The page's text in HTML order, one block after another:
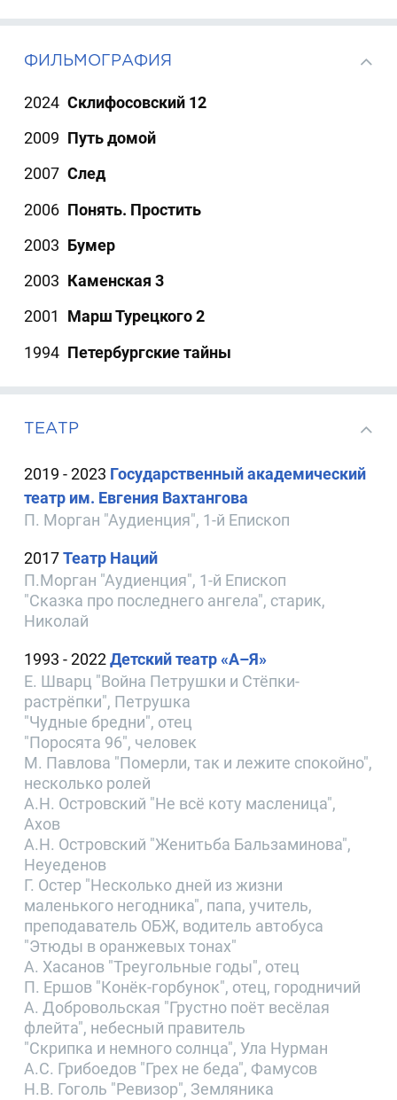
ФИЛЬМОГРАФИЯ
2024 Склифосовский 12
2009 Путь домой
2007 След
2006 Понять. Простить
2003 Бумер
2003 Каменская 3
2001
Марш Турецкого 2
1994 Петербургские тайны
ТЕАТР
2019 - 2023 Государственный академический
театр им. Евгения Вахтангова
П. Морган "Аудиенция", 1-й Епископ
2017Театр Наций
П.Морган "Аудиенция", 1-й Епископ
"Сказка про последнего ангела", старик,
Николай
1993 - 2022Детский театр «А–Я»
Е. Шварц "Война Петрушки и Стёпки-
растрёпки", Петрушка
"Чудные бредни", отец
"Поросята 96", человек
М. Павлова "Померли, так и лежите спокойно",
несколько ролей
А.Н. Островский "Не всё коту масленица",
Ахов
А.Н. Островский "Женитьба Бальзаминова",
Неуеденов
Г. Остер "Несколько дней из жизни
маленького негодника", папа, учитель,
преподаватель ОБЖ, водитель автобуса
"Этюды в оранжевых тонах"
А. Хасанов "Треугольные годы", отец
П. Ершов "Конёк-горбунок", отец, городничий
А. Добровольская "Грустно поёт весёлая
флейта", небесный правитель
"Скрипка и немного солнца", Ула Нурман
А.С. Грибоедов "Грех не беда", Фамусов
Н.В. Гоголь "Ревизор", Земляника